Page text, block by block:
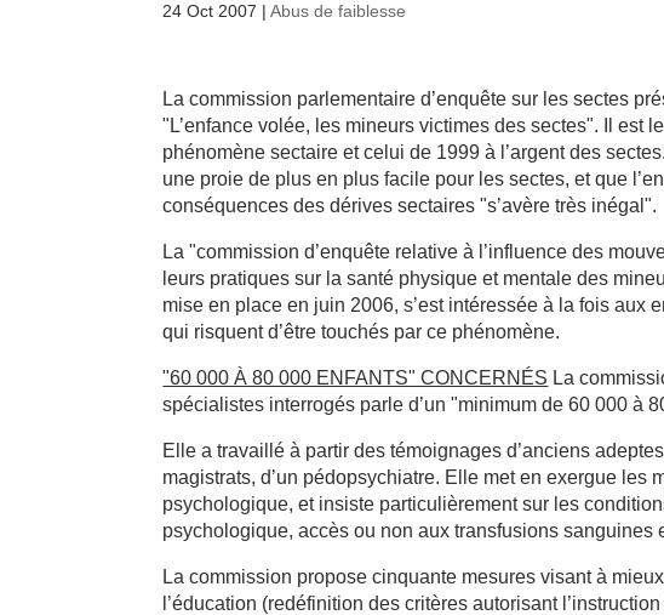
24 Oct 2007 |Abus de faiblesse
La commission parlementaire d’enquête sur les sectes
"L’enfance volée, les mineurs victimes des sectes". Il est
phénomène sectaire et celui de 1999 à l’argent des
une proie de plus en plus facile pour les sectes, et que
conséquences des dérives sectaires "s’avère très inégal".
La "commission d’enquête relative à l’influence des
leurs pratiques sur la santé physique et mentale des
mise en place en juin 2006, s’est intéressée à la fois aux
qui risquent d’être touchés par ce phénomène.
"60 000 À 80 000 ENFANTS" CONCERNÉS La
spécialistes interrogés parle d’un "minimum de 60 000 à
Elle a travaillé à partir des témoignages d’anciens
magistrats, d’un pédopsychiatre. Elle met en exergue les
psychologique, et insiste particulièrement sur les
psychologique, accès ou non aux transfusions sanguines
La commission propose cinquante mesures visant à
l’éducation (redéfinition des critères autorisant